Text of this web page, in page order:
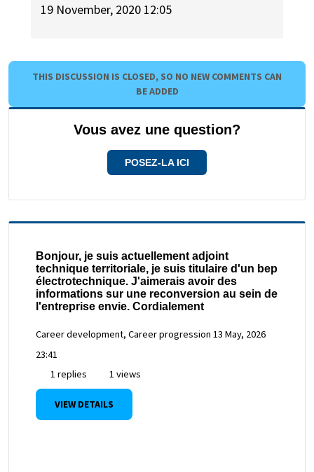
19 November, 2020 12:05
THIS DISCUSSION IS CLOSED, SO NO NEW COMMENTS CAN
BE ADDED
Vous avez une question?
POSEZ-LA ICI
Bonjour, je suis actuellement adjoint
technique territoriale, je suis titulaire d'un bep
électrotechnique. J'aimerais avoir des
informations sur une reconversion au sein de
l'entreprise envie. Cordialement
Career development, Career progression 13 May, 2026
23:41
1 replies
1 views
VIEW DETAILS